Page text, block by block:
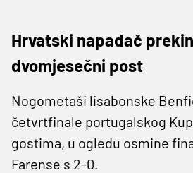
Hrvatski napadač
dvomjesečni post
Nogometaši lisabonske
četvrtfinale portugalskog
gostima, u ogledu osmine
Farense s 2-0.